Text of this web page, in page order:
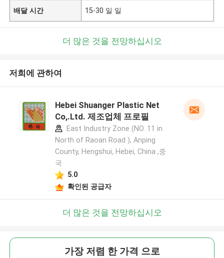
배달 시간 15-30 일 일
더 많은 것을 전망하십시오
저희에 관하여
Hebei Shuanger Plastic Net
Co,.Ltd. 제조업체 프로필
East Industry Zone (NO. 11 in
North of Raoan Road ), Anping
County, Hengshui, Hebei, China ,중
국
5.0
확인된 공급자
더 많은 것을 전망하십시오
가장 저렴 한 가격 으로